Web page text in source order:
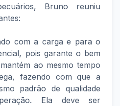
Bruno reuniu
com a carga e para o
pois garante o bem
ao mesmo tempo
fazendo com que a
padrão de qualidade
Ela deve ser